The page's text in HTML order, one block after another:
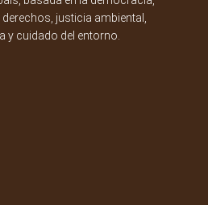
justicia ambiental,
y cuidado del entorno.